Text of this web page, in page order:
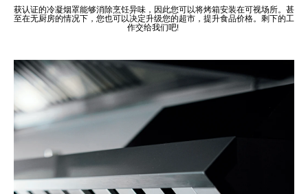
获认证的冷凝烟罩能够消除烹饪异味，因此您可以将烤箱安装在可视场所。甚
至在无厨房的情况下，您也可以决定升级您的超市，提升食品价格。剩下的工
作交给我们吧!